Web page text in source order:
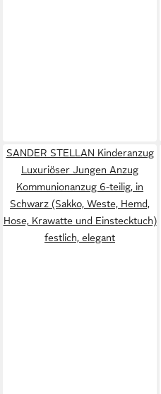
SANDER STELLAN Kinderanzug
Luxuriöser Jungen Anzug
Kommunionanzug 6-teilig, in
Schwarz (Sakko, Weste, Hemd,
Hose, Krawatte und Einstecktuch)
festlich, elegant